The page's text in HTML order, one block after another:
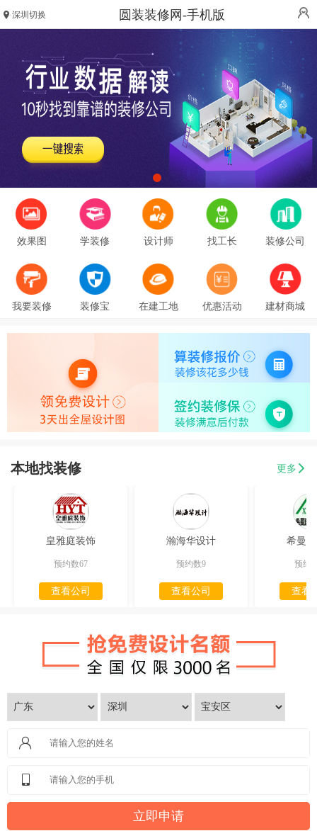
深圳切换 圆装装修网-手机版
效果图 学装修 设计师 找工长 装修公司
我要装修 装修宝 在建工地 优惠活动 建材商城
本地找装修 更多
皇雅庭装饰
预约数67
查看公司
瀚海华设计
预约数9
查看公司
希曼
预约
查看